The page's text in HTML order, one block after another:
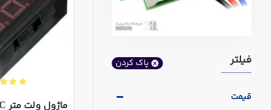
فیلتر پاک کردن
قیمت